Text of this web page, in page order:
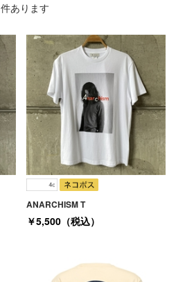
件あります
ANARCHISM T
￥5,500（税込）